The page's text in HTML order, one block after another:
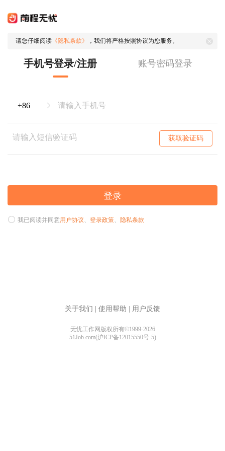
请您仔细阅读 《隐私条款》 ，我们将严格按照协议为您服务。
手机号登录/注册 账号密码登录
获取验证码
登录
我已阅读并同意用户协议、 登录政策、 隐私条款
关于我们 使用帮助 用户反馈
无忧工作网版权所有©1999-2026
51Job.com(沪ICP备12015550号-5)